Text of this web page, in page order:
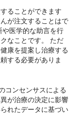
ることができます
が注文することはで
や医学的な助言を行
なことです。 ただ
康を提案し治療する
する必要がありま
コンセンサスによる
が治療の決定に影響
れたデータに基づい